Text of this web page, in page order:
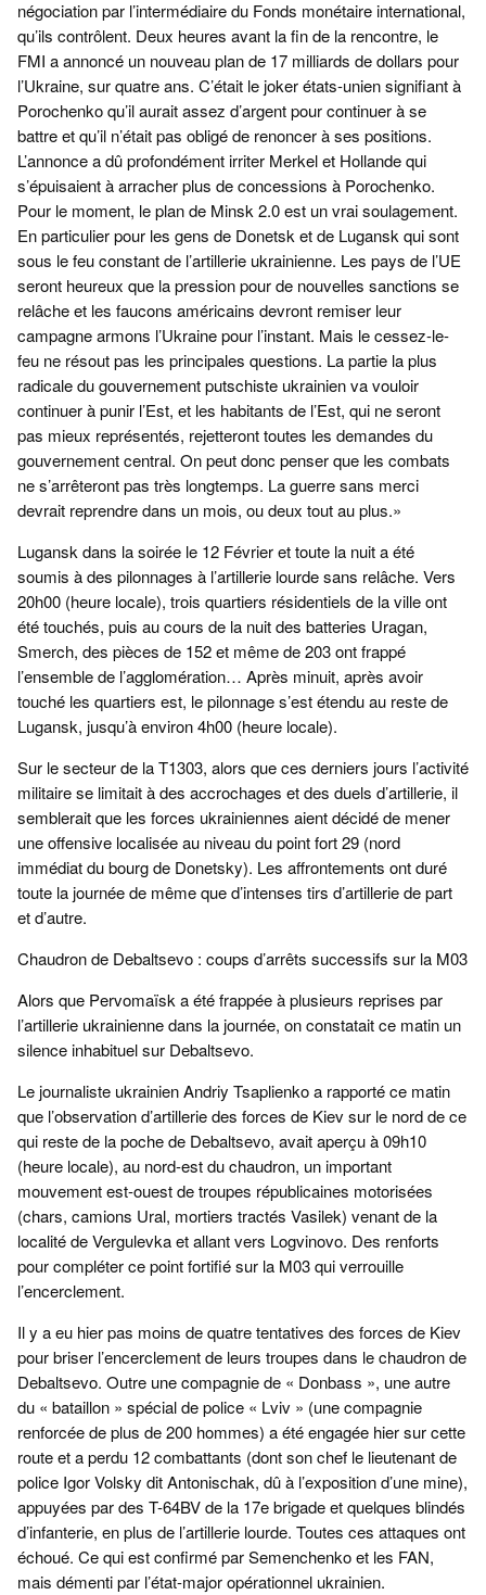
négociation par l’intermédiaire du Fonds monétaire international,
qu’ils contrôlent. Deux heures avant la fin de la rencontre, le
FMI a annoncé un nouveau plan de 17 milliards de dollars pour
l’Ukraine, sur quatre ans. C’était le joker états-unien signifiant à
Porochenko qu’il aurait assez d’argent pour continuer à se
battre et qu’il n’était pas obligé de renoncer à ses positions.
L’annonce a dû profondément irriter Merkel et Hollande qui
s’épuisaient à arracher plus de concessions à Porochenko.
Pour le moment, le plan de Minsk 2.0 est un vrai soulagement.
En particulier pour les gens de Donetsk et de Lugansk qui sont
sous le feu constant de l’artillerie ukrainienne. Les pays de l’UE
seront heureux que la pression pour de nouvelles sanctions se
relâche et les faucons américains devront remiser leur
campagne armons l’Ukraine pour l’instant. Mais le cessez-le-
feu ne résout pas les principales questions. La partie la plus
radicale du gouvernement putschiste ukrainien va vouloir
continuer à punir l’Est, et les habitants de l’Est, qui ne seront
pas mieux représentés, rejetteront toutes les demandes du
gouvernement central. On peut donc penser que les combats
ne s’arrêteront pas très longtemps. La guerre sans merci
devrait reprendre dans un mois, ou deux tout au plus.»
Lugansk dans la soirée le 12 Février et toute la nuit a été
soumis à des pilonnages à l’artillerie lourde sans relâche. Vers
20h00 (heure locale), trois quartiers résidentiels de la ville ont
été touchés, puis au cours de la nuit des batteries Uragan,
Smerch, des pièces de 152 et même de 203 ont frappé
l’ensemble de l’agglomération… Après minuit, après avoir
touché les quartiers est, le pilonnage s’est étendu au reste de
Lugansk, jusqu’à environ 4h00 (heure locale).
Sur le secteur de la T1303, alors que ces derniers jours l’activité
militaire se limitait à des accrochages et des duels d’artillerie, il
semblerait que les forces ukrainiennes aient décidé de mener
une offensive localisée au niveau du point fort 29 (nord
immédiat du bourg de Donetsky). Les affrontements ont duré
toute la journée de même que d’intenses tirs d’artillerie de part
et d’autre.
Chaudron de Debaltsevo : coups d’arrêts successifs sur la M03
Alors que Pervomaïsk a été frappée à plusieurs reprises par
l’artillerie ukrainienne dans la journée, on constatait ce matin un
silence inhabituel sur Debaltsevo.
Le journaliste ukrainien Andriy Tsaplienko a rapporté ce matin
que l’observation d’artillerie des forces de Kiev sur le nord de ce
qui reste de la poche de Debaltsevo, avait aperçu à 09h10
(heure locale), au nord-est du chaudron, un important
mouvement est-ouest de troupes républicaines motorisées
(chars, camions Ural, mortiers tractés Vasilek) venant de la
localité de Vergulevka et allant vers Logvinovo. Des renforts
pour compléter ce point fortifié sur la M03 qui verrouille
l’encerclement.
Il y a eu hier pas moins de quatre tentatives des forces de Kiev
pour briser l’encerclement de leurs troupes dans le chaudron de
Debaltsevo. Outre une compagnie de « Donbass », une autre
du « bataillon » spécial de police « Lviv » (une compagnie
renforcée de plus de 200 hommes) a été engagée hier sur cette
route et a perdu 12 combattants (dont son chef le lieutenant de
police Igor Volsky dit Antonischak, dû à l’exposition d’une mine),
appuyées par des T-64BV de la 17e brigade et quelques blindés
d’infanterie, en plus de l’artillerie lourde. Toutes ces attaques ont
échoué. Ce qui est confirmé par Semenchenko et les FAN,
mais démenti par l’état-major opérationnel ukrainien.